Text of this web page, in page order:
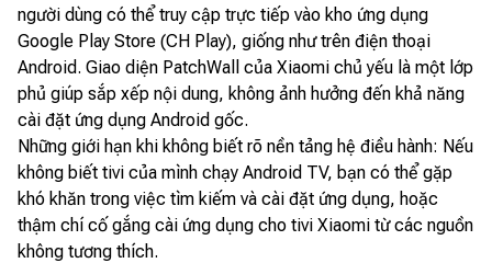
người dùng có thể truy cập trực tiếp vào kho ứng dụng
Google Play Store (CH Play), giống như trên điện thoại
Android. Giao diện PatchWall của Xiaomi chủ yếu là một lớp
phủ giúp sắp xếp nội dung, không ảnh hưởng đến khả năng
cài đặt ứng dụng Android gốc.
Những giới hạn khi không biết rõ nền tảng hệ điều hành: Nếu
không biết tivi của mình chạy Android TV, bạn có thể gặp
khó khăn trong việc tìm kiếm và cài đặt ứng dụng, hoặc
thậm chí cố gắng cài ứng dụng cho tivi Xiaomi từ các nguồn
không tương thích.